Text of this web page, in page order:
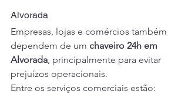
Alvorada
Empresas, lojas e comércios também
dependem de um chaveiro 24h em
Alvorada , principalmente para evitar
prejuízos operacionais.
Entre os serviços comerciais estão: